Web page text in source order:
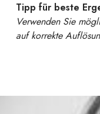
Tipp für beste
Verwenden Sie
auf korrekte